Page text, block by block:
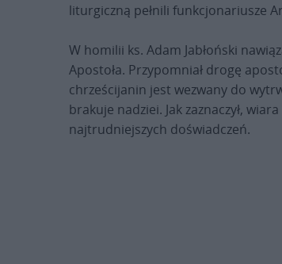
liturgiczną pełnili funkcjonariusze
W homilii ks. Adam Jabłoński
Apostoła. Przypomniał drogę
chrześcijanin jest wezwany do
brakuje nadziei. Jak zaznaczył,
najtrudniejszych doświadczeń.